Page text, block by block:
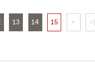
13 14 15 > >|